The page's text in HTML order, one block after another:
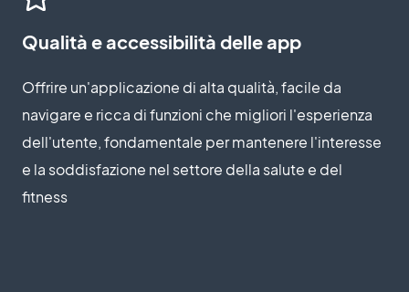
Qualità e accessibilità delle app
Offrire un'applicazione di alta qualità, facile da
navigare e ricca di funzioni che migliori l'esperienza
dell'utente, fondamentale per mantenere l'interesse
e la soddisfazione nel settore della salute e del
fitness